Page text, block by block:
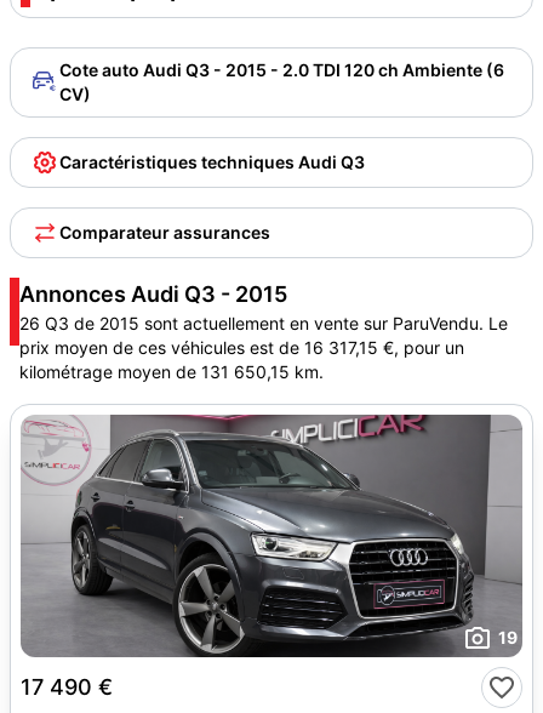
Cote auto Audi Q3 - 2015 - 2.0 TDI 120 ch Ambiente (6
CV)
Caractéristiques techniques Audi Q3
Comparateur assurances
Annonces Audi Q3 - 2015
26 Q3 de 2015 sont actuellement en vente sur ParuVendu. Le
prix moyen de ces véhicules est de 16 317,15 €, pour un
kilométrage moyen de 131 650,15 km.
19
17 490 €